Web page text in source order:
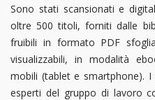
Sono stati scansionati e
oltre 500 titoli, forniti dalle
fruibili in formato PDF
visualizzabili, in modalità
mobili (tablet e smartphone).
esperti del gruppo di lavoro